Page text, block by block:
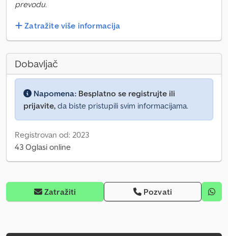
prevodu.
Zatražite više informacija
Dobavljač
Napomena: Besplatno se registrujte ili
prijavite, da biste pristupili svim informacijama.
Registrovan od: 2023
43 Oglasi online
Zatražiti Pozvati